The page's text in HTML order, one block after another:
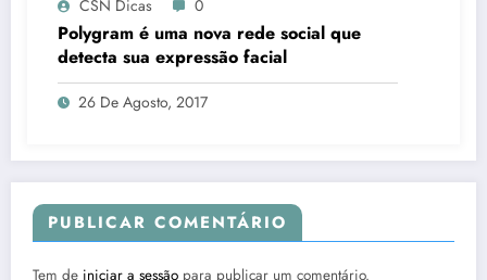
CSN Dicas 0
Polygram é uma nova rede social que
detecta sua expressão facial
26 De Agosto, 2017
PUBLICAR COMENTÁRIO
Tem de iniciar a sessão para publicar um comentário.